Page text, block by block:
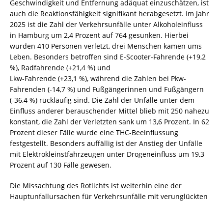
Geschwindigkeit und Entfernung adäquat einzuschätzen, ist
auch die Reaktionsfähigkeit signifikant herabgesetzt. Im Jahr
2025 ist die Zahl der Verkehrsunfälle unter Alkoholeinfluss
in Hamburg um 2,4 Prozent auf 764 gesunken. Hierbei
wurden 410 Personen verletzt, drei Menschen kamen ums
Leben. Besonders betroffen sind E-Scooter-Fahrende (+19,2
%), Radfahrende (+21,4 %) und
Lkw-Fahrende (+23,1 %), während die Zahlen bei Pkw-
Fahrenden (-14,7 %) und Fußgängerinnen und Fußgängern
(-36,4 %) rückläufig sind. Die Zahl der Unfälle unter dem
Einfluss anderer berauschender Mittel blieb mit 250 nahezu
konstant, die Zahl der Verletzten sank um 13,6 Prozent. In 62
Prozent dieser Fälle wurde eine THC-Beeinflussung
festgestellt. Besonders auffällig ist der Anstieg der Unfälle
mit Elektrokleinstfahrzeugen unter Drogeneinfluss um 19,3
Prozent auf 130 Fälle gewesen.
Die Missachtung des Rotlichts ist weiterhin eine der
Hauptunfallursachen für Verkehrsunfälle mit verunglückten